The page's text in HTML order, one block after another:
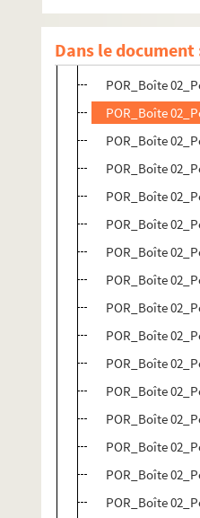
Dans le document
POR_Boîte
POR_Boîte
POR_Boîte
POR_Boîte
POR_Boîte
POR_Boîte
POR_Boîte
POR_Boîte
POR_Boîte
POR_Boîte
POR_Boîte
POR_Boîte
POR_Boîte
POR_Boîte
POR_Boîte
POR_Boîte
POR_Boîte
POR_Boîte